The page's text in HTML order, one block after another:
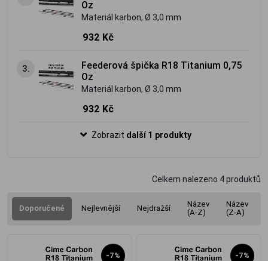
Oz
Materiál karbon, Ø 3,0 mm
932 Kč
3.
Feederová špička R18 Titanium 0,75
Oz
Materiál karbon, Ø 3,0 mm
932 Kč
Zobrazit další 1 produkty
Celkem nalezeno 4produktů
Doporučené Nejlevnější Nejdražší
Název
(A-Z)
Název
(Z-A)
-7% -7%